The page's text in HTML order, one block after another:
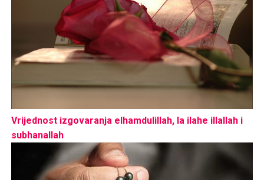
Vrijednost izgovaranja elhamdulillah, la ilahe illallah i
subhanallah